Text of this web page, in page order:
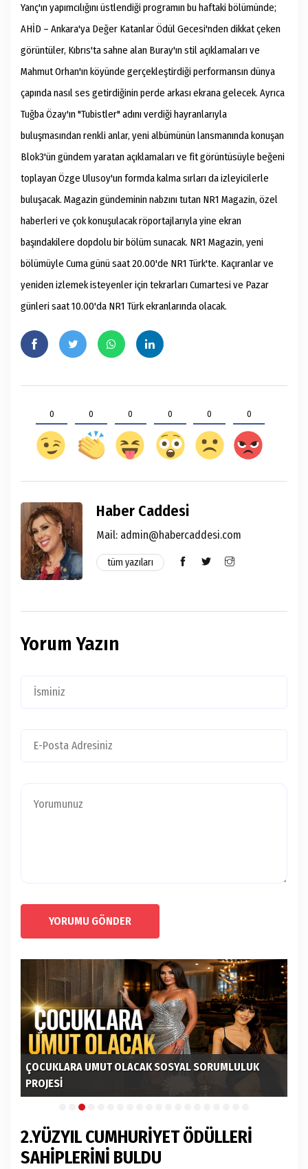
Yanç'ın yapımcılığını üstlendiği programın bu haftaki bölümünde;
AHİD – Ankara'ya Değer Katanlar Ödül Gecesi'nden dikkat çeken
görüntüler, Kıbrıs'ta sahne alan Buray'ın stil açıklamaları ve
Mahmut Orhan'ın köyünde gerçekleştirdiği performansın dünya
çapında nasıl ses getirdiğinin perde arkası ekrana gelecek. Ayrıca
Tuğba Özay'ın "Tubistler" adını verdiği hayranlarıyla
buluşmasından renkli anlar, yeni albümünün lansmanında konuşan
Blok3'ün gündem yaratan açıklamaları ve fit görüntüsüyle beğeni
toplayan Özge Ulusoy'un formda kalma sırları da izleyicilerle
buluşacak. Magazin gündeminin nabzını tutan NR1 Magazin, özel
haberleri ve çok konuşulacak röportajlarıyla yine ekran
başındakilere dopdolu bir bölüm sunacak. NR1 Magazin, yeni
bölümüyle Cuma günü saat 20.00'de NR1 Türk'te. Kaçıranlar ve
yeniden izlemek isteyenler için tekrarları Cumartesi ve Pazar
günleri saat 10.00'da NR1 Türk ekranlarında olacak.
0 0 0 0 0 0
Haber Caddesi
Mail: admin@habercaddesi.com
tüm yazıları
Yorum Yazın
YORUMU GÖNDER
ÇOCUKLARA UMUT OLACAK SOSYAL SORUMLULUK
PROJESİ
2.YÜZYIL CUMHURİYET ÖDÜLLERİ
SAHİPLERİNİ BULDU